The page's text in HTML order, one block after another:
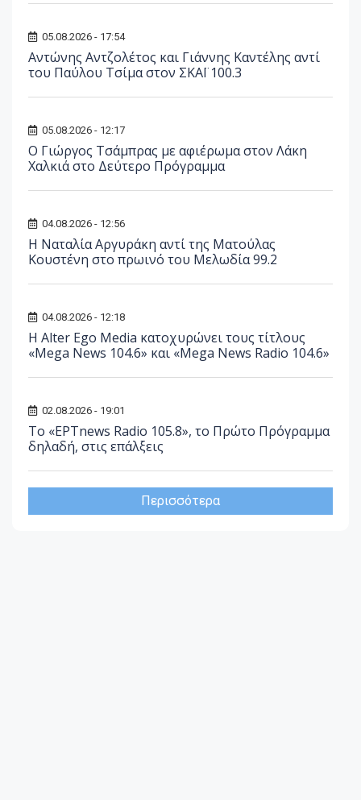
05.08.2026 - 17:54
Αντώνης Αντζολέτος και Γιάννης Καντέλης αντί
του Παύλου Τσίμα στον ΣΚΑΪ 100.3
05.08.2026 - 12:17
O Γιώργος Τσάμπρας με αφιέρωμα στον Λάκη
Χαλκιά στο Δεύτερο Πρόγραμμα
04.08.2026 - 12:56
Η Ναταλία Αργυράκη αντί της Ματούλας
Κουστένη στο πρωινό του Μελωδία 99.2
04.08.2026 - 12:18
Η Alter Ego Media κατοχυρώνει τους τίτλους
«Mega News 104.6» και «Mega News Radio 104.6»
02.08.2026 - 19:01
Το «ΕΡΤnews Radio 105.8», το Πρώτο Πρόγραμμα
δηλαδή, στις επάλξεις
Περισσότερα